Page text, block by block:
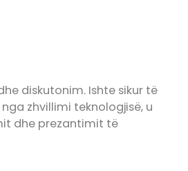
diskutonim. Ishte sikur të
zhvillimi teknologjisë, u
dhe prezantimit të